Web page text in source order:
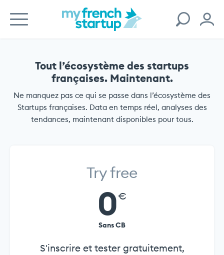
Tout l’écosystème des startups
françaises. Maintenant.
Ne manquez pas ce qui se passe dans l’écosystème des
Startups françaises. Data en temps réel, analyses des
tendances, maintenant disponibles pour tous.
Try free
0€
Sans CB
S'inscrire et tester gratuitement,